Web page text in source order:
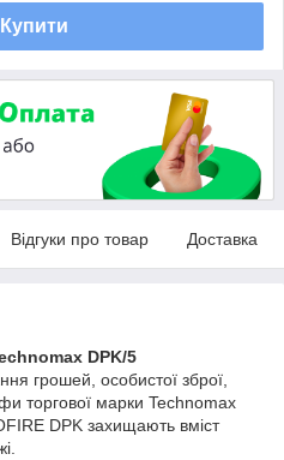
Купити
Відгуки про товар Доставка
DPK/5
грошей, особистої зброї,
торгової марки Technomax
DPK захищають вміст